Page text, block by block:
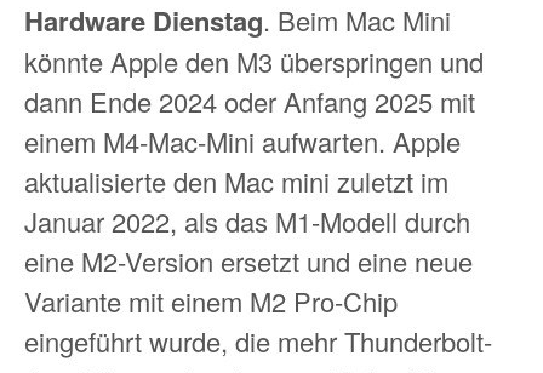
Hardware Dienstag. Beim Mac Mini
könnte Apple den M3 überspringen und
dann Ende 2024 oder Anfang 2025 mit
einem M4-Mac-Mini aufwarten. Apple
aktualisierte den Mac mini zuletzt im
Januar 2022, als das M1-Modell durch
eine M2-Version ersetzt und eine neue
Variante mit einem M2 Pro-Chip
eingeführt wurde, die mehr Thunderbolt-